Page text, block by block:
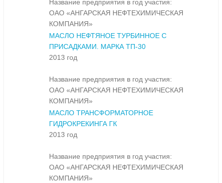
Название предприятия в год участия:
ОАО «АНГАРСКАЯ НЕФТЕХИМИЧЕСКАЯ
КОМПАНИЯ»
МАСЛО НЕФТЯНОЕ ТУРБИННОЕ С
ПРИСАДКАМИ. МАРКА ТП-30
2013 год
Название предприятия в год участия:
ОАО «АНГАРСКАЯ НЕФТЕХИМИЧЕСКАЯ
КОМПАНИЯ»
МАСЛО ТРАНСФОРМАТОРНОЕ
ГИДРОКРЕКИНГА ГК
2013 год
Название предприятия в год участия:
ОАО «АНГАРСКАЯ НЕФТЕХИМИЧЕСКАЯ
КОМПАНИЯ»